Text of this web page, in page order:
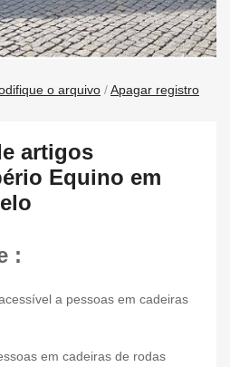
o arquivo /Apagar registro
artigos
Equino em
:
a pessoas em cadeiras
em cadeiras de rodas